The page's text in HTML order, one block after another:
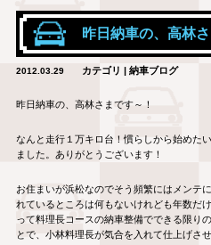
昨日納車の、高林
2012.03.29 カテゴリ | 納車ブログ
昨日納車の、高林さまです～！
なんと走行１万キロ台！慣らしから始めた
ました。ありがとうございます！
お住まいが浜松なのでそう頻繁にはメンテ
れているところは何もないけれども年数だ
って料理長コースの納車整備でできる限り
とで、小林料理長が気合を入れて仕上げさ